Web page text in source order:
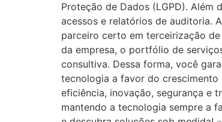
Proteção de Dados (LGPD). Além
acessos e relatórios de auditoria.
parceiro certo em terceirização
da empresa, o portfólio de
consultiva. Dessa forma, você
tecnologia a favor do crescimento
eficiência, inovação, segurança e
mantendo a tecnologia sempre a